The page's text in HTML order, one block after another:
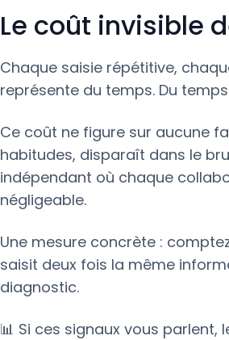
Le coût invisible
Chaque saisie répétitive,
représente du temps. Du
Ce coût ne figure sur aucune
habitudes, disparaît dans le
indépendant où chaque
négligeable.
Une mesure concrète :
saisit deux fois la même
diagnostic.
📊 Si ces signaux vous parlent,